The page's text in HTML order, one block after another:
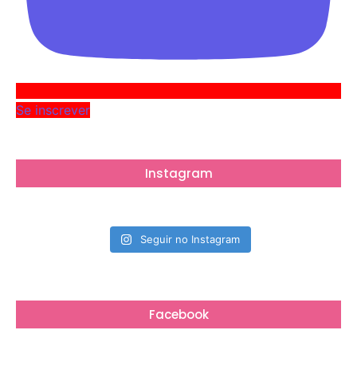
Se inscrever
Instagram
Seguir no Instagram
Facebook